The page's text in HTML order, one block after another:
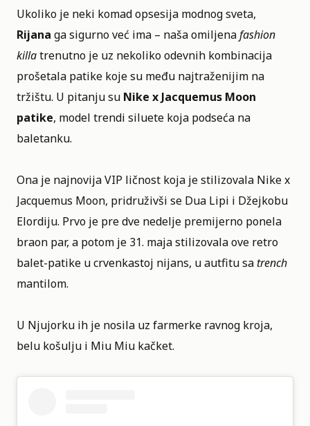
Ukoliko je neki komad opsesija modnog sveta,
Rijana ga sigurno već ima – naša omiljenafashion
killatrenutno je uz nekoliko odevnih kombinacija
prošetala patike koje su među najtraženijim na
tržištu. U pitanju su Nike x Jacquemus Moon
patike, model trendi siluete koja podseća na
baletanku.
Ona je najnovija VIP ličnost koja je stilizovala Nike x
Jacquemus Moon, pridruživši se Dua Lipi i Džejkobu
Elordiju. Prvo je pre dve nedelje premijerno ponela
braon par, a potom je 31. maja stilizovala ove retro
balet-patike u crvenkastoj nijans, u autfitu satrench
mantilom.
U Njujorku ih je nosila uz farmerke ravnog kroja,
belu košulju i Miu Miu kačket.